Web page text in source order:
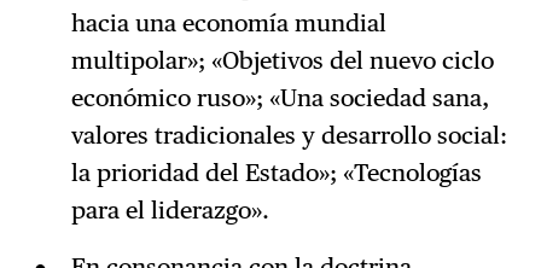
hacia una economía mundial
multipolar»; «Objetivos del nuevo ciclo
económico ruso»; «Una sociedad sana,
valores tradicionales y desarrollo social:
la prioridad del Estado»; «Tecnologías
para el liderazgo».